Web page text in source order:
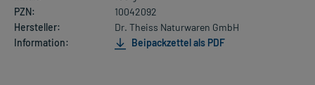
PZN:
10042092
Hersteller:
Dr. Theiss Naturwaren GmbH
Information:
Beipackzettel als PDF